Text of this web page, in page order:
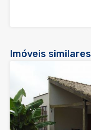
Imóveis similares